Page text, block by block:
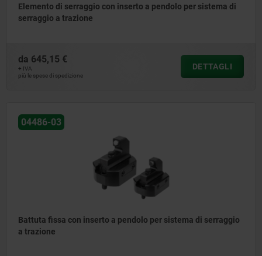
Elemento di serraggio con inserto a pendolo per sistema di
serraggio a trazione
da 645,15 €
+ IVA
più le spese di spedizione
DETTAGLI
04486-03
Battuta fissa con inserto a pendolo per sistema di serraggio
a trazione